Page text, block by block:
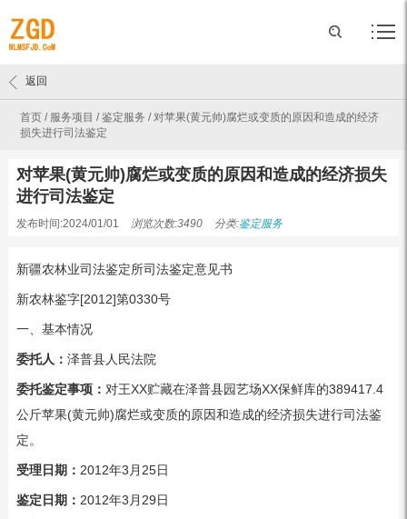
首页 / 服务项目 /鉴定服务 /对苹果(黄元帅)腐烂或变质的原因和造成的经济
损失进行司法鉴定
返回
对苹果(黄元帅)腐烂或变质的原因和造成的经济损失
进行司法鉴定
发布时间:2024/01/01 浏览次数:3490 分类:鉴定服务
新疆农林业司法鉴定所司法鉴定意见书
新农林鉴字[2012]第0330号
一、基本情况
委托人： 泽普县人民法院
委托鉴定事项： 对王XX贮藏在泽普县园艺场XX保鲜库的389417.4
公斤苹果(黄元帅)腐烂或变质的原因和造成的经济损失进行司法鉴
定。
受理日期： 2012年3月25日
鉴定日期 ： 2012年3月29日